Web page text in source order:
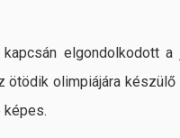
elgondolkodott a
ötödik olimpiájára készülő
képes.